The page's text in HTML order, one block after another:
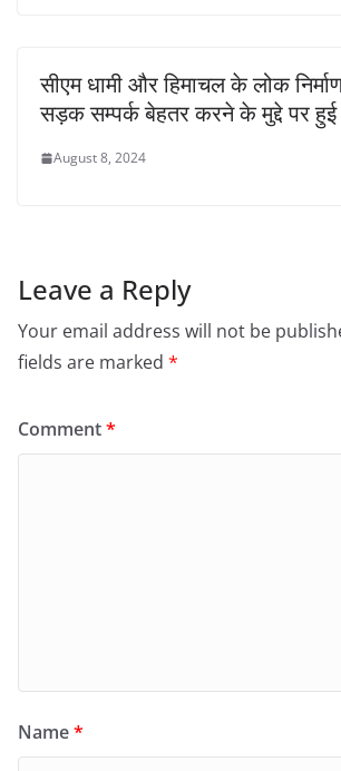
सीएम धामी और हिमाचल के लोक
सड़क सम्पर्क बेहतर करने के मुद्दे पर हुई
August 8, 2024
Leave a Reply
Your email address will not be
fields are marked *
Comment*
Name*